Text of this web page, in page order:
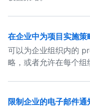
在企业中为项目实施策
可以为企业组织内的
略，或者允许在每个组
限制企业的电子邮件通